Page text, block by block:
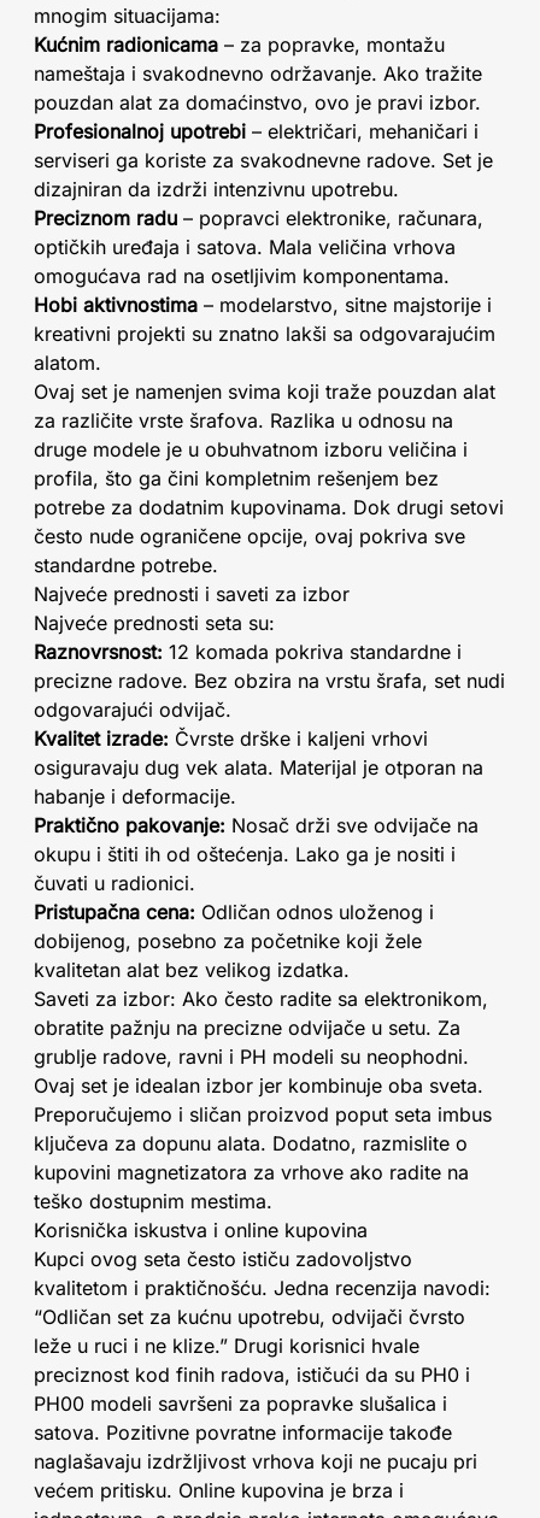
mnogim situacijama:
Kućnim radionicama – za popravke, montažu
nameštaja i svakodnevno održavanje. Ako tražite
pouzdan alat za domaćinstvo, ovo je pravi izbor.
Profesionalnoj upotrebi – električari, mehaničari i
serviseri ga koriste za svakodnevne radove. Set je
dizajniran da izdrži intenzivnu upotrebu.
Preciznom radu – popravci elektronike, računara,
optičkih uređaja i satova. Mala veličina vrhova
omogućava rad na osetljivim komponentama.
Hobi aktivnostima – modelarstvo, sitne majstorije i
kreativni projekti su znatno lakši sa odgovarajućim
alatom.
Ovaj set je namenjen svima koji traže pouzdan alat
za različite vrste šrafova. Razlika u odnosu na
druge modele je u obuhvatnom izboru veličina i
profila, što ga čini kompletnim rešenjem bez
potrebe za dodatnim kupovinama. Dok drugi setovi
često nude ograničene opcije, ovaj pokriva sve
standardne potrebe.
Najveće prednosti i saveti za izbor
Najveće prednosti seta su:
Raznovrsnost: 12 komada pokriva standardne i
precizne radove. Bez obzira na vrstu šrafa, set nudi
odgovarajući odvijač.
Kvalitet izrade: Čvrste drške i kaljeni vrhovi
osiguravaju dug vek alata. Materijal je otporan na
habanje i deformacije.
Praktično pakovanje: Nosač drži sve odvijače na
okupu i štiti ih od oštećenja. Lako ga je nositi i
čuvati u radionici.
Pristupačna cena: Odličan odnos uloženog i
dobijenog, posebno za početnike koji žele
kvalitetan alat bez velikog izdatka.
Saveti za izbor: Ako često radite sa elektronikom,
obratite pažnju na precizne odvijače u setu. Za
grublje radove, ravni i PH modeli su neophodni.
Ovaj set je idealan izbor jer kombinuje oba sveta.
Preporučujemo i sličan proizvod poput seta imbus
ključeva za dopunu alata. Dodatno, razmislite o
kupovini magnetizatora za vrhove ako radite na
teško dostupnim mestima.
Korisnička iskustva i online kupovina
Kupci ovog seta često ističu zadovoljstvo
kvalitetom i praktičnošću. Jedna recenzija navodi:
“Odličan set za kućnu upotrebu, odvijači čvrsto
leže u ruci i ne klize.” Drugi korisnici hvale
preciznost kod finih radova, ističući da su PH0 i
PH00 modeli savršeni za popravke slušalica i
satova. Pozitivne povratne informacije takođe
naglašavaju izdržljivost vrhova koji ne pucaju pri
većem pritisku. Online kupovina je brza i